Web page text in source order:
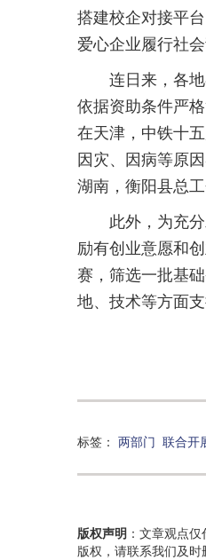
搭建校企对接平
爱心企业履行社
连日来，各地
依据资助条件严
在天津，中铁十
因灾、因病等原
湖南，衡阳县总
此外，为充分
励有创业意愿和
赛，筛选一批基
地、技术等方面
标签： 两部门 联合开
版权声明 ：文章观点
版权，请联系我们及时